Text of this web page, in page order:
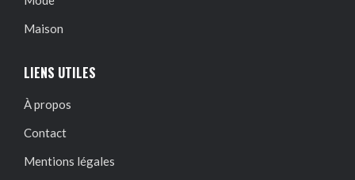
Maison
LIENS UTILES
À propos
Contact
Mentions légales